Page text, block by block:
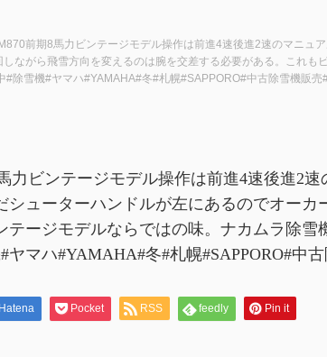
前期8馬力ビンテージモデル操作は前進4速後進2速のマニュ
ながら飛雪方向を変えるのは腕を交差する必要がある。これ
除雪機#ヤマハ#YAMAHA#冬#札幌#SAPPORO#中古除雪機販
力ビンテージモデル操作は前進4速後進2
シューターハンドルが左にあるのでオー
テージモデルならではの味。ナカムラ除
マハ#YAMAHA#冬#札幌#SAPPORO#中
Hatena Pocket RSS feedly Pin it